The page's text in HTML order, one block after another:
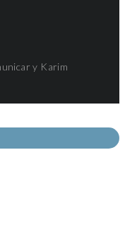
y Karim